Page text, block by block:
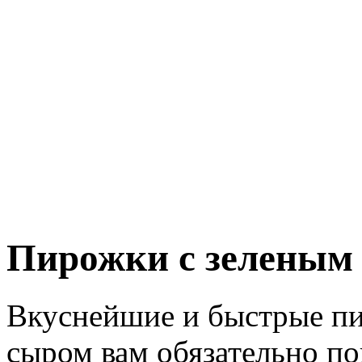
Пирожки с
Вкуснейшие и быстрые
сыром вам обязательно